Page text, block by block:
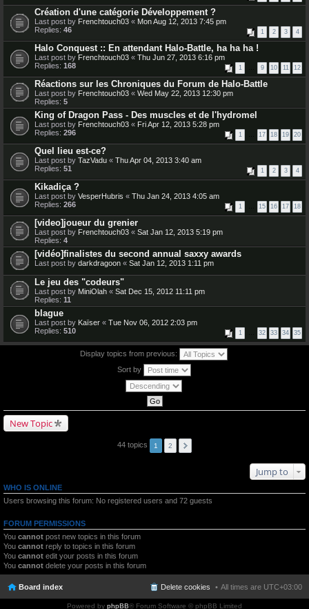
Création d'une catégorie Développement ?
Last post by Frenchtouch03 « Mon Aug 12, 2013 7:45 pm
Replies: 46 1 2 3 4
Halo Conquest :: En attendant Halo-Battle, ha ha ha !
Last post by Frenchtouch03 « Thu Jun 27, 2013 6:16 pm
Replies: 168 1 9 10 11 12
Réactions sur les Chroniques du Forum de Halo-Battle
Last post by Frenchtouch03 « Wed May 22, 2013 12:30 pm
Replies: 5
King of Dragon Pass - Des muscles et de l'hydromel
Last post by Frenchtouch03 « Fri Apr 12, 2013 5:28 pm
Replies: 296 1 17 18 19 20
Quel lieu est-ce?
Last post by TazVadu « Thu Apr 04, 2013 3:40 am
Replies: 51 1 2 3 4
Kikadiça ?
Last post by VesperHubris « Thu Jan 24, 2013 4:05 am
Replies: 266 1 15 16 17 18
[video]joueur du grenier
Last post by Frenchtouch03 « Sat Jan 12, 2013 5:19 pm
Replies: 4
[vidéo]finalistes du second annual saxxy awards
Last post by darkdragoon « Sat Jan 12, 2013 1:11 pm
Le jeu des "codeurs"
Last post by MiniOlah « Sat Dec 15, 2012 11:11 pm
Replies: 11
blague
Last post by Kaïser « Tue Nov 06, 2012 2:03 pm
Replies: 510 1 32 33 34 35
Display topics from previous:
Sort by
New Topic
44 topics 1 2
Jump to
WHO IS ONLINE
Users browsing this forum: No registered users and 72 guests
FORUM PERMISSIONS
You cannot post new topics in this forum
You cannot reply to topics in this forum
You cannot edit your posts in this forum
You cannot delete your posts in this forum
Board index All times are UTC+03:00
Delete cookies
Powered by phpBB® Forum Software © phpBB Limited